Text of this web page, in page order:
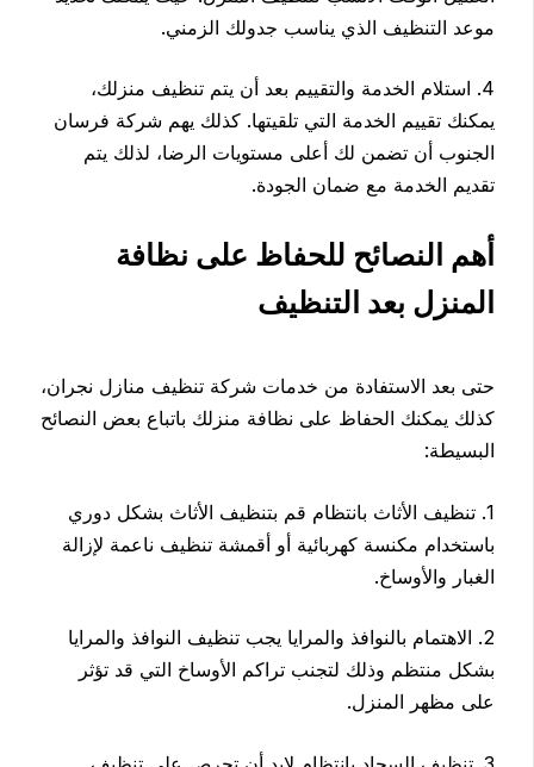
موعد التنظيف الذي يناسب جدولك الزمني.
4. استلام الخدمة والتقييم بعد أن يتم تنظيف منزلك،
يمكنك تقييم الخدمة التي تلقيتها. كذلك يهم شركة فرسان
الجنوب أن تضمن لك أعلى مستويات الرضا، لذلك يتم
تقديم الخدمة مع ضمان الجودة.
أهم النصائح للحفاظ على نظافة
المنزل بعد التنظيف
حتى بعد الاستفادة من خدمات شركة تنظيف منازل نجران،
كذلك يمكنك الحفاظ على نظافة منزلك باتباع بعض النصائح
البسيطة:
1. تنظيف الأثاث بانتظام قم بتنظيف الأثاث بشكل دوري
باستخدام مكنسة كهربائية أو أقمشة تنظيف ناعمة لإزالة
الغبار والأوساخ.
2. الاهتمام بالنوافذ والمرايا يجب تنظيف النوافذ والمرايا
بشكل منتظم وذلك لتجنب تراكم الأوساخ التي قد تؤثر
على مظهر المنزل.